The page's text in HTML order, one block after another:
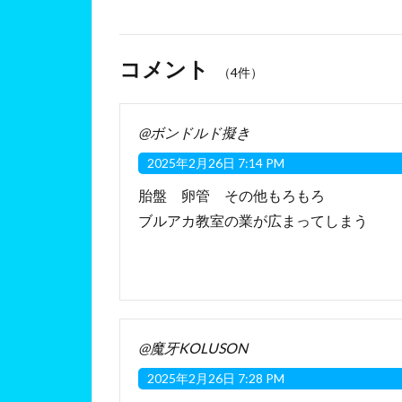
コメント （4件）
@ボンドルド擬き
2025年2月26日 7:14 PM
胎盤 卵管 その他もろもろ
ブルアカ教室の業が広まってしまう
@魔牙KOLUSON
2025年2月26日 7:28 PM